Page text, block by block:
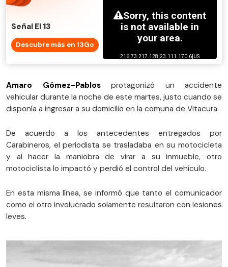
Señal El 13
Descubre más en 13Go
Amaro Gómez-Pablosprotagonizó un accidente
vehicular durante la noche de este martes, justo cuando se
disponía a ingresar a su domicilio en la comuna de Vitacura.
De acuerdo a los antecedentes entregados por
Carabineros, el periodista se trasladaba en su motocicleta
y al hacer la maniobra de virar a su inmueble, otro
motociclista lo impactó y perdió el control del vehículo.
En esta misma línea, se informó que tanto el comunicador
como el otro involucrado solamente resultaron con lesiones
leves.